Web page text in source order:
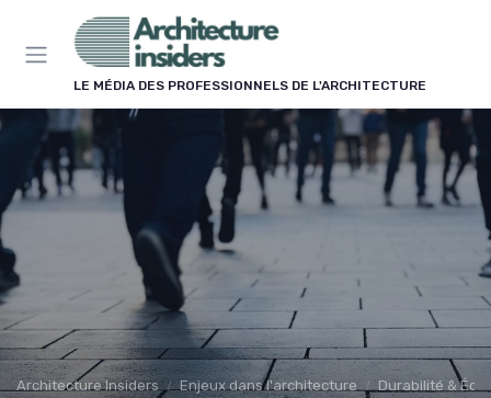
LE MÉDIA DES PROFESSIONNELS DE L'ARCHITECTURE
Architecture Insiders Enjeux dans l'architecture Durabilité &
Panneau de gestion des cookies